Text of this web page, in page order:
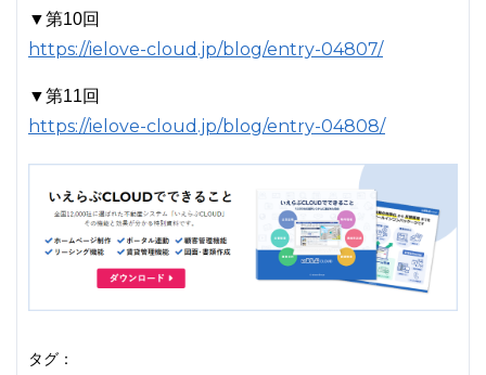
▼第10回
https://ielove-cloud.jp/blog/entry-04807/
▼第11回
https://ielove-cloud.jp/blog/entry-04808/
タグ：